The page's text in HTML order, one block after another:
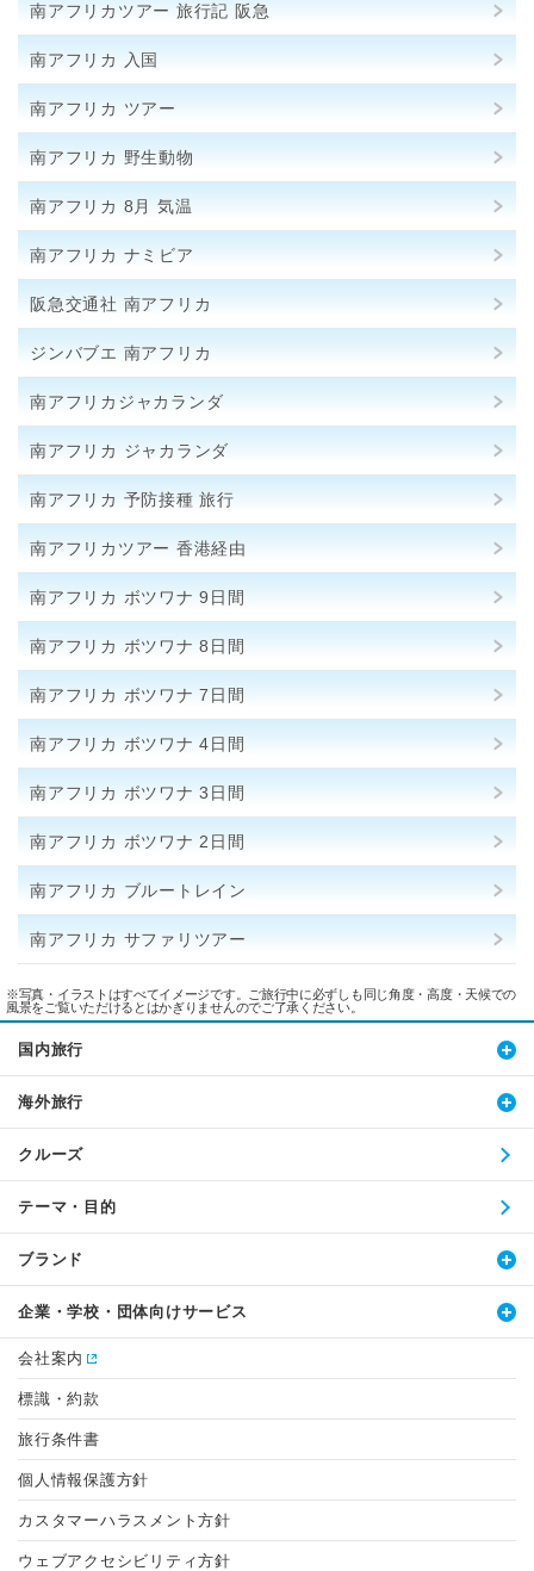
南アフリカツアー 旅行記 阪急
南アフリカ 入国
南アフリカ ツアー
南アフリカ 野生動物
南アフリカ 8月 気温
南アフリカ ナミビア
阪急交通社 南アフリカ
ジンバブエ 南アフリカ
南アフリカジャカランダ
南アフリカ ジャカランダ
南アフリカ 予防接種 旅行
南アフリカツアー 香港経由
南アフリカ ボツワナ 9日間
南アフリカ ボツワナ 8日間
南アフリカ ボツワナ 7日間
南アフリカ ボツワナ 4日間
南アフリカ ボツワナ 3日間
南アフリカ ボツワナ 2日間
南アフリカ ブルートレイン
南アフリカ サファリツアー
※写真・イラストはすべてイメージです。ご旅行中に必ずしも同じ角度・高度・天候での
風景をご覧いただけるとはかぎりませんのでご了承ください。
国内旅行
海外旅行
クルーズ
テーマ・目的
ブランド
企業・学校・団体向けサービス
会社案内
標識・約款
旅行条件書
個人情報保護方針
カスタマーハラスメント方針
ウェブアクセシビリティ方針